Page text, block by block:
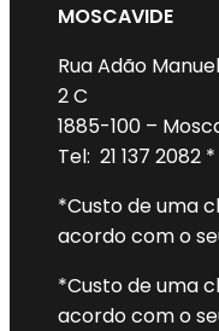
MOSCAVIDE
Rua Adão
2 C
1885-100 –
Tel: 21 137 2082
*Custo de uma
acordo com o
*Custo de uma
acordo com o